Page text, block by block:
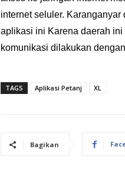
internet seluler.
aplikasi ini Karena daerah
komunikasi dilakukan
TAGS Aplikasi Petanj XL
Bagikan